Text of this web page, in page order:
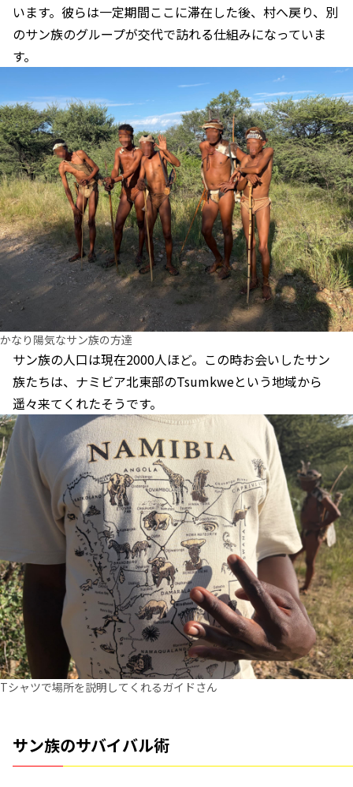
います。彼らは一定期間ここに滞在した後、村へ戻り、別
のサン族のグループが交代で訪れる仕組みになっていま
す。
かなり陽気なサン族の方達
サン族の人口は現在2000人ほど。この時お会いしたサン
族たちは、 ナミビア北東部のTsumkweという地域から
遥々来てくれたそうです。
Tシャツで場所を説明してくれるガイドさん
サン族のサバイバル術